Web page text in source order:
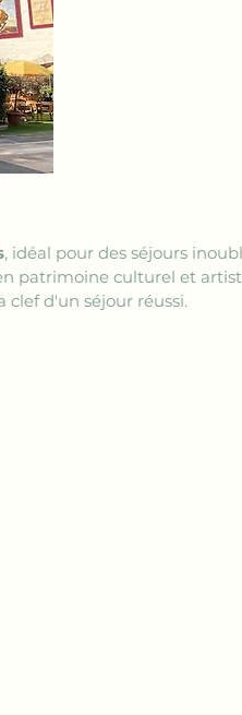
, idéal pour des séjours
patrimoine culturel et
clef d'un séjour réussi.